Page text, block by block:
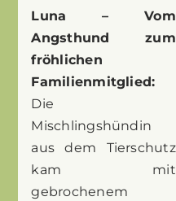
Luna – Vom
Angsthund zum
fröhlichen
Familienmitglied:
Die
Mischlingshündin
aus dem Tierschutz
kam mit
gebrochenem